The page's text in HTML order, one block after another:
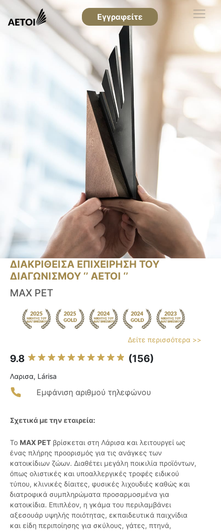
Εγγραφείτε
ΔΙΑΚΡΙΘΕΙΣΑ ΕΠΙΧΕΙΡΗΣΗ ΤΟΥ
ΔΙΑΓΩΝΙΣΜΟΥ ‘’ ΑΕΤΟΙ ‘’
MAX PET
Δείτε περισσότερα >>
9.8 (156)
Λαρισα, Lárisa
Εμφάνιση αριθμού τηλεφώνου
Σχετικά με την εταιρεία:
Το MAX PET βρίσκεται στη Λάρισα και λειτουργεί ως
ένας πλήρης προορισμός για τις ανάγκες των
κατοικίδιων ζώων. Διαθέτει μεγάλη ποικιλία προϊόντων,
όπως ολιστικές και υποαλλεργικές τροφές ειδικού
τύπου, κλινικές δίαιτες, φυσικές λιχουδιές καθώς και
διατροφικά συμπληρώματα προσαρμοσμένα για
κατοικίδια. Επιπλέον, η γκάμα του περιλαμβάνει
αξεσουάρ υψηλής ποιότητας, εκπαιδευτικά παιχνίδια
και είδη περιποίησης για σκύλους, γάτες, πτηνά,